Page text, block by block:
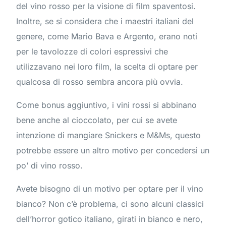
del vino rosso per la visione di film spaventosi.
Inoltre, se si considera che i maestri italiani del
genere, come Mario Bava e Argento, erano noti
per le tavolozze di colori espressivi che
utilizzavano nei loro film, la scelta di optare per
qualcosa di rosso sembra ancora più ovvia.
Come bonus aggiuntivo, i vini rossi si abbinano
bene anche al cioccolato, per cui se avete
intenzione di mangiare Snickers e M&Ms, questo
potrebbe essere un altro motivo per concedersi un
po’ di vino rosso.
Avete bisogno di un motivo per optare per il vino
bianco? Non c’è problema, ci sono alcuni classici
dell’horror gotico italiano, girati in bianco e nero,